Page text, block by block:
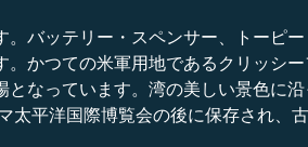
バッテリー・スペンサー、トーピ
かつての米軍用地であるクリッシ
なっています。湾の美しい景色に沿
平洋国際博覧会の後に保存され、